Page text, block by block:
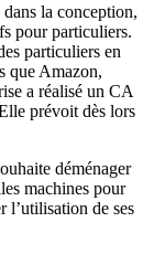
dans la conception,
pour particuliers.
particuliers en
que Amazon,
a réalisé un CA
prévoit dès lors
déménager
machines pour
l’utilisation de ses